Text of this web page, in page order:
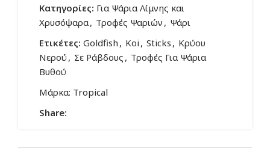
Κατηγορίες: Για Ψάρια Λίμνης και
Χρυσόψαρα, Τροφές Ψαριών , Ψάρι
Ετικέτες: Goldfish , Koi , Sticks , Κρύου
Νερού , Σε Ράβδους , Τροφές Για Ψάρια
Βυθού
Μάρκα: Tropical
Share: